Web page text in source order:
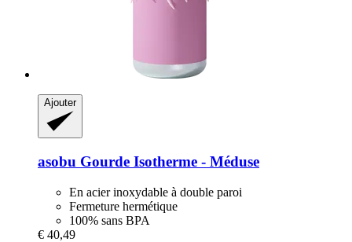
Ajouter
asobu Gourde Isotherme -​ Méduse
En acier inoxydable à double paroi
Fermeture hermétique
100% sans BPA
€ 40,49